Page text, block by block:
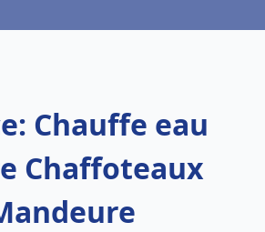
Chauffe eau
Chaffoteaux